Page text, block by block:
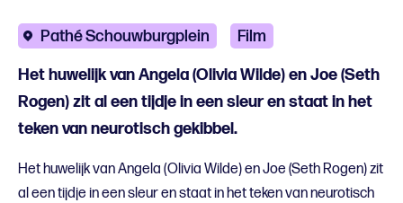
Pathé Schouwburgplein Film
Het huwelijk van Angela (Olivia Wilde) en Joe (Seth
Rogen) zit al een tijdje in een sleur en staat in het
teken van neurotisch gekibbel.
Het huwelijk van Angela (Olivia Wilde) en Joe (Seth Rogen) zit
al een tijdje in een sleur en staat in het teken van neurotisch